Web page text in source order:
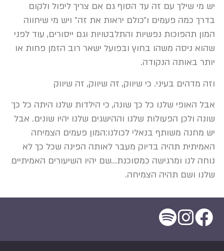
יש מי שילך עם זה עד הסוף גם אם צריך ליפול ולקום
בדרך כמה פעמים ו״כולם יראות את זה״ ויש מי שיחווה
המון תהפוכות נפשיות והתלבטויות וגם ייסורים, עוד לפני
שהוא ניסה משהו בחוץ ובפועל ישאר רוב הזמן פחות או
יותר באותה הנקודה.
וזה מדהים בעיני. כי שיווק, זה שיווק, זה שיווק
אבל האופי שלנו כל כך שונה, כי הילדות שלנו היתה כל כך
שונה ולכן הפעולות שלנו וההישגים שלנו יהיו שונים. אבל
יש מחנה משותף בנאלי לכולנו:המון פעמים הצמיחה
האמיתית תהיה בדיוק מעבר לאותה הפינה שכל כך לא
נוחה לנו ומרגישה כמסוכנת…שם יהיו השיעורים האמיתיים
שלנו ושם תהיה הצמיחה.